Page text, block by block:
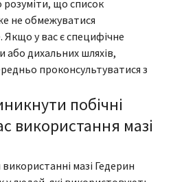
що список
не обмежуватися
у вас є специфічне
або дихальних шляхів,
проконсультуватися з
побічні
використання мазі
мазі Гедерин